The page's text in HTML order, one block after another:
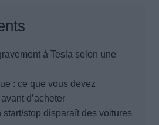
à Tesla selon une
: ce que vous devez
d’acheter
start/stop disparaît des voitures